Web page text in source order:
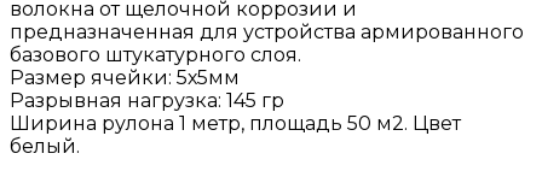
волокна от щелочной коррозии и
предназначенная для устройства армированного
базового штукатурного слоя.
Размер ячейки: 5х5мм
Разрывная нагрузка: 145 гр
Ширина рулона 1 метр, площадь 50 м2. Цвет
белый.